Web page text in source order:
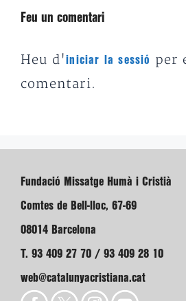
Feu un comentari
Heu d'iniciar la sessió
per
comentari.
Fundació Missatge Humà i Cristià
Comtes de Bell-lloc, 67-69
08014 Barcelona
T. 93 409 27 70 / 93 409 28 10
web@catalunyacristiana.cat